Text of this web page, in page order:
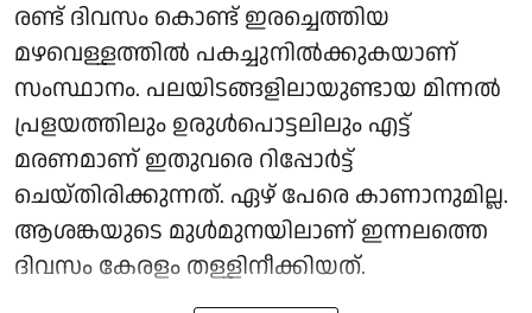
രണ്ട് ദിവസം കൊണ്ട് ഇരച്ചെത്തിയ
മഴവെള്ളത്തിൽ പകച്ചുനിൽക്കുകയാണ്
സംസ്ഥാനം. പലയിടങ്ങളിലായുണ്ടായ മിന്നൽ
പ്രളയത്തിലും ഉരുൾപൊട്ടലിലും എട്ട്
മരണമാണ് ഇതുവരെ റിപ്പോർട്ട്
ചെയ്തിരിക്കുന്നത്. ഏഴ് പേരെ കാണാനുമില്ല.
ആശങ്കയുടെ മുൾമുനയിലാണ് ഇന്നലത്തെ
ദിവസം കേരളം തള്ളിനീക്കിയത്.